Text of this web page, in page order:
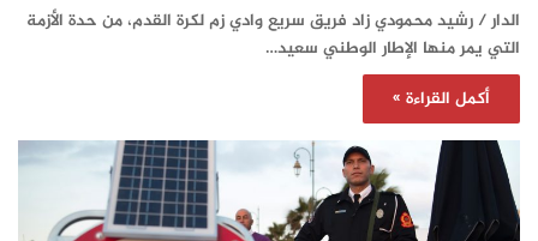
الدار / رشيد محمودي زاد فريق سريع وادي زم لكرة القدم، من حدة الأزمة
التي يمر منها الإطار الوطني سعيد…
أكمل القراءة »